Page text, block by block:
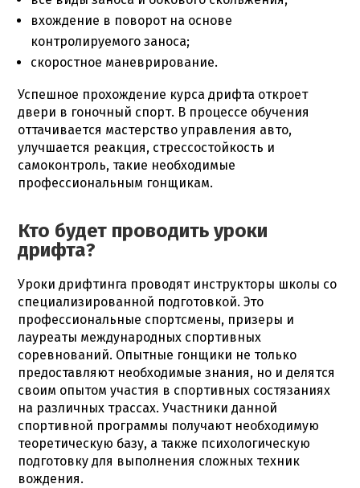
вхождение в поворот на основе
контролируемого заноса;
скоростное маневрирование.
Успешное прохождение курса дрифта откроет
двери в гоночный спорт. В процессе обучения
оттачивается мастерство управления авто,
улучшается реакция, стрессостойкость и
самоконтроль, такие необходимые
профессиональным гонщикам.
Кто будет проводить уроки
дрифта?
Уроки дрифтинга проводят инструкторы школы со
специализированной подготовкой. Это
профессиональные спортсмены, призеры и
лауреаты международных спортивных
соревнований. Опытные гонщики не только
предоставляют необходимые знания, но и делятся
своим опытом участия в спортивных состязаниях
на различных трассах. Участники данной
спортивной программы получают необходимую
теоретическую базу, а также психологическую
подготовку для выполнения сложных техник
вождения.